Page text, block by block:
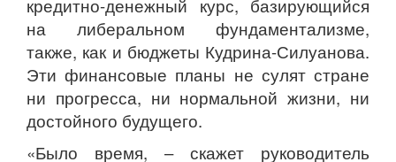
кредитно-денежный курс, базирующийся
на либеральном фундаментализме,
также, как и бюджеты Кудрина-Силуанова.
Эти финансовые планы не сулят стране
ни прогресса, ни нормальной жизни, ни
достойного будущего.
«Было время, – скажет руководитель